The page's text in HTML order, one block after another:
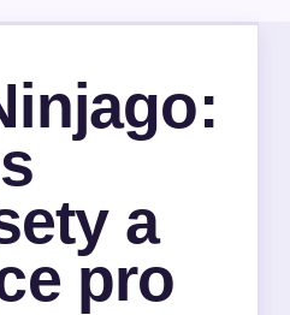
a
pro